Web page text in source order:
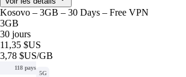
Kosovo – 3GB – 30 Days – Free VPN
3GB
30 jours
11,35 $US
3,78 $US/GB
118 pays
5G